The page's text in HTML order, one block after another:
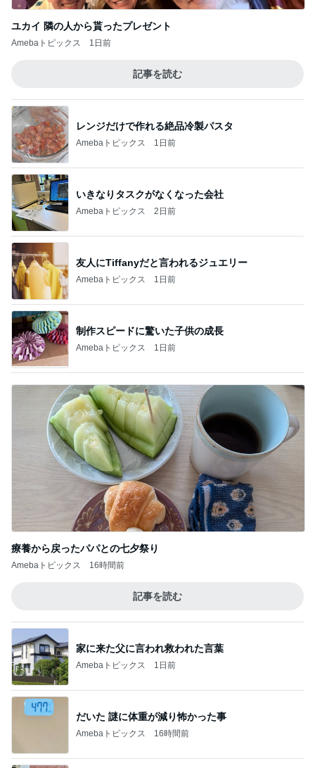
ユカイ 隣の人から貰ったプレゼント
Amebaトピックス 1日前
記事を読む
レンジだけで作れる絶品冷製パスタ
Amebaトピックス 1日前
いきなりタスクがなくなった会社
Amebaトピックス 2日前
友人にTiffanyだと言われるジュエリー
Amebaトピックス 1日前
制作スピードに驚いた子供の成長
Amebaトピックス 1日前
療養から戻ったパパとの七夕祭り
Amebaトピックス 16時間前
記事を読む
家に来た父に言われ救われた言葉
Amebaトピックス 1日前
だいた 謎に体重が減り怖かった事
Amebaトピックス 16時間前